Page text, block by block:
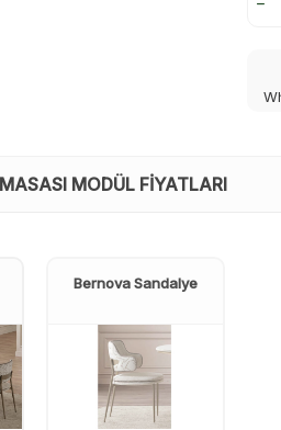
MODÜL FIYATLARI
Bernova Sandalye